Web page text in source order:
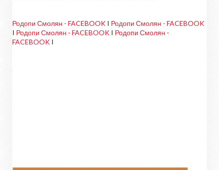
Родопи Смолян - FACEBOOK I Родопи Смолян - FACEBOOK
I Родопи Смолян - FACEBOOK I Родопи Смолян -
FACEBOOK I